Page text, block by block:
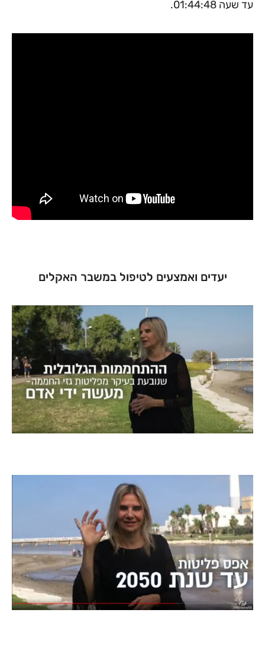
עד שעה 01:44:48.
יעדים ואמצעים לטיפול במשבר האקלים